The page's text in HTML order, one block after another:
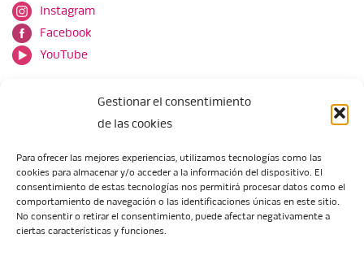
Gestionar el consentimiento
de las cookies
Para ofrecer las mejores experiencias, utilizamos tecnologías como las
cookies para almacenar y/o acceder a la información del dispositivo. El
consentimiento de estas tecnologías nos permitirá procesar datos como el
comportamiento de navegación o las identificaciones únicas en este sitio.
No consentir o retirar el consentimiento, puede afectar negativamente a
ciertas características y funciones.
Instagram
Facebook
YouTube
Escuela de Arte de Zaragoza
María Zambrano, 5
50018 Zaragoza